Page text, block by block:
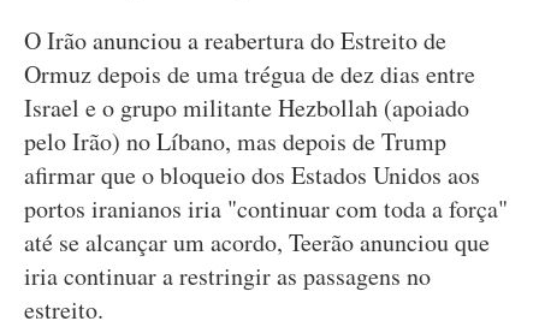
O Irão anunciou a reabertura do Estreito de
Ormuz depois de uma trégua de dez dias entre
Israel e o grupo militante Hezbollah (apoiado
pelo Irão) no Líbano, mas depois de Trump
afirmar que o bloqueio dos Estados Unidos aos
portos iranianos iria "continuar com toda a força"
até se alcançar um acordo, Teerão anunciou que
iria continuar a restringir as passagens no
estreito.